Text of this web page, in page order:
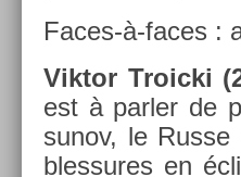
Faces-à-faces :
Vik­tor Troic­ki
est à parl­er de
sunov, le
bles­sures en